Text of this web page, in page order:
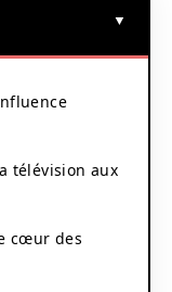
télévision aux
cœur des